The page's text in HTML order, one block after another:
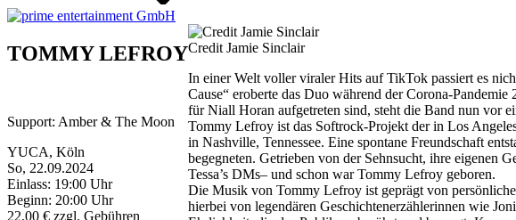
TOMMY LEFROY
Support: Amber & The Moon
YUCA, Köln
So, 22.09.2024
Einlass: 19:00 Uhr
Beginn: 20:00 Uhr
22,00 € zzgl. Gebühren
Credit Jamie Sinclair
In einer Welt voller viraler Hits auf TikTok passiert es
Cause“ eroberte das Duo während der Corona-
für Niall Horan aufgetreten sind, steht die Band nun vor
Tommy Lefroy ist das Softrock-Projekt der in Los
in Nashville, Tennessee. Eine spontane Freundschaft
begegneten. Getrieben von der Sehnsucht, ihre eigenen
Tessa’s DMs– und schon war Tommy Lefroy geboren.
Die Musik von Tommy Lefroy ist geprägt von
hierbei von legendären Geschichtenerzählerinnen wie